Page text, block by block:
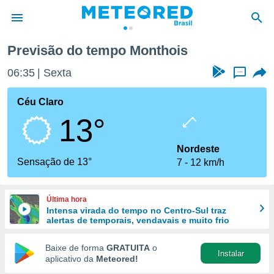
da
fornecidas
a este
das
e
forma
digital
Previsão do tempo Monthois
06:35 Sexta ...
Céu Claro
13°
Sensação de 13°
Nordeste
7
12 km/h
Última hora
Intensa virada do tempo no Centro-Sul traz
alertas de temporais, vendavais e muito frio
Baixe de forma GRATUITA o
aplicativo da Meteored!
Instalar